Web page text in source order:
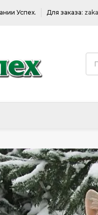
Успех. Для заказа: